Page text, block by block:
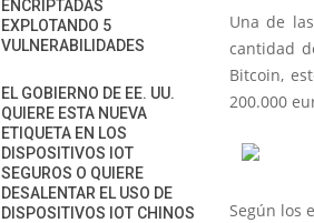
Una de
cantidad
Bitcoin,
200.000
Según los
ENCRIPTADAS
EXPLOTANDO 5
VULNERABILIDADES
EL GOBIERNO DE EE. UU.
QUIERE ESTA NUEVA
ETIQUETA EN LOS
DISPOSITIVOS IOT
SEGUROS O QUIERE
DESALENTAR EL USO DE
DISPOSITIVOS IOT CHINOS